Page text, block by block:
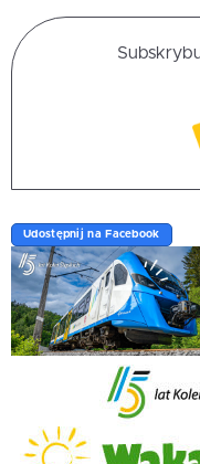
Udostępnij na Facebook